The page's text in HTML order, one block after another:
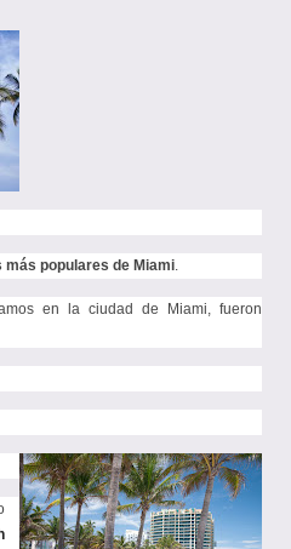
más populares de Miami.
en la ciudad de Miami, fueron